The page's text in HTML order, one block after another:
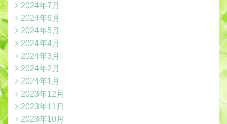
2024年7月
2024年6月
2024年5月
2024年4月
2024年3月
2024年2月
2024年1月
2023年12月
2023年11月
2023年10月